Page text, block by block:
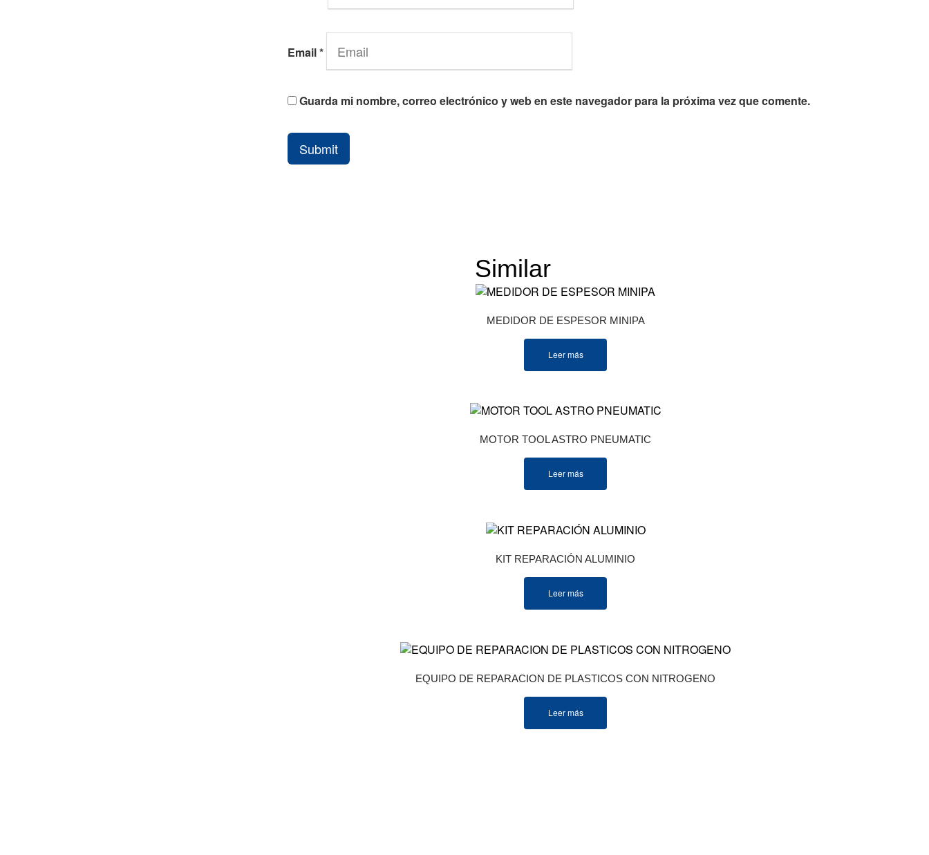
Email*
Guarda mi nombre, correo electrónico y web en este navegador para la próxima vez que comente.
Submit
Similar
MEDIDOR DE ESPESOR MINIPA
Leer más
MOTOR TOOL ASTRO PNEUMATIC
Leer más
KIT REPARACIÓN ALUMINIO
Leer más
EQUIPO DE REPARACION DE PLASTICOS CON NITROGENO
Leer más